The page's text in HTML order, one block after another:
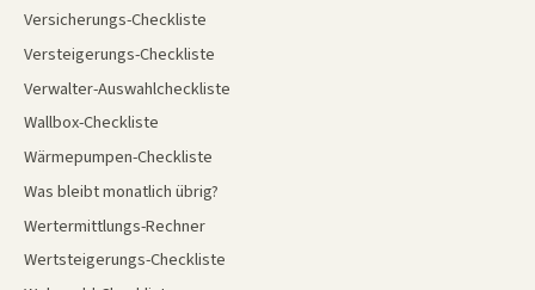
Versicherungs-Checkliste
Versteigerungs-Checkliste
Verwalter-Auswahlcheckliste
Wallbox-Checkliste
Wärmepumpen-Checkliste
Was bleibt monatlich übrig?
Wertermittlungs-Rechner
Wertsteigerungs-Checkliste